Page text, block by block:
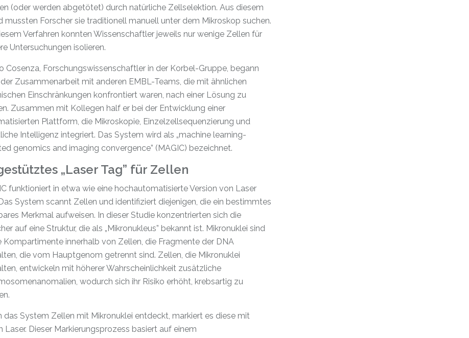
(oder werden abgetötet) durch natürliche Zellselektion. Aus diesem
mussten Forscher sie traditionell manuell unter dem Mikroskop suchen.
Verfahren konnten Wissenschaftler jeweils nur wenige Zellen für
Untersuchungen isolieren.
Cosenza, Forschungswissenschaftler in der Korbel-Gruppe, begann
Zusammenarbeit mit anderen EMBL-Teams, die mit ähnlichen
Einschränkungen konfrontiert waren, nach einer Lösung zu
Zusammen mit Kollegen half er bei der Entwicklung einer
Plattform, die Mikroskopie, Einzelzellsequenzierung und
Intelligenz integriert. Das System wird als „machine learning-
genomics and imaging convergence” (MAGIC) bezeichnet.
„Laser Tag” für Zellen
funktioniert in etwa wie eine hochautomatisierte Version von Laser
System scannt Zellen und identifiziert diejenigen, die ein bestimmtes
Merkmal aufweisen. In dieser Studie konzentrierten sich die
auf eine Struktur, die als „Mikronukleus” bekannt ist. Mikronuklei sind
Kompartimente innerhalb von Zellen, die Fragmente der DNA
die vom Hauptgenom getrennt sind. Zellen, die Mikronuklei
entwickeln mit höherer Wahrscheinlichkeit zusätzliche
wodurch sich ihr Risiko erhöht, krebsartig zu
das System Zellen mit Mikronuklei entdeckt, markiert es diese mit
Laser. Dieser Markierungsprozess basiert auf einem